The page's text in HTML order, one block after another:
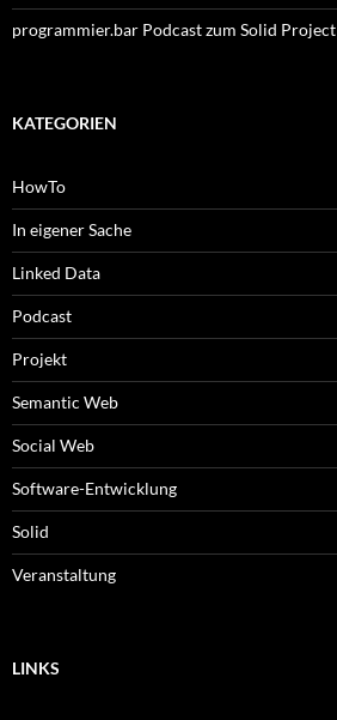
programmier.bar Podcast zum Solid Project
KATEGORIEN
HowTo
In eigener Sache
Linked Data
Podcast
Projekt
Semantic Web
Social Web
Software-Entwicklung
Solid
Veranstaltung
LINKS